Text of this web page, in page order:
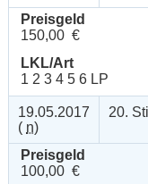
Preisgeld
150,00 €
LKL/Art
1 2 3 4 5 6 LP
19.05.2017
( n)
20.
Preisgeld
100,00 €